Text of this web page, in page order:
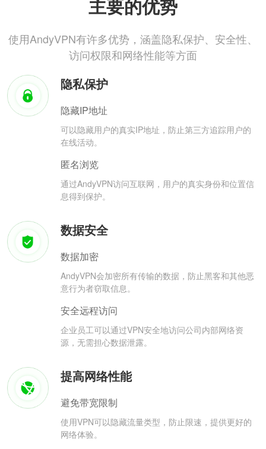
主要的优势
使用AndyVPN有许多优势，涵盖隐私保护、安全性、
访问权限和网络性能等方面
隐私保护
隐藏IP地址
可以隐藏用户的真实IP地址，防止第三方追踪用户的
在线活动。
匿名浏览
通过AndyVPN访问互联网，用户的真实身份和位置信
息得到保护。
数据安全
数据加密
AndyVPN会加密所有传输的数据，防止黑客和其他恶
意行为者窃取信息。
安全远程访问
企业员工可以通过VPN安全地访问公司内部网络资
源，无需担心数据泄露。
提高网络性能
避免带宽限制
使用VPN可以隐藏流量类型，防止限速，提供更好的
网络体验。